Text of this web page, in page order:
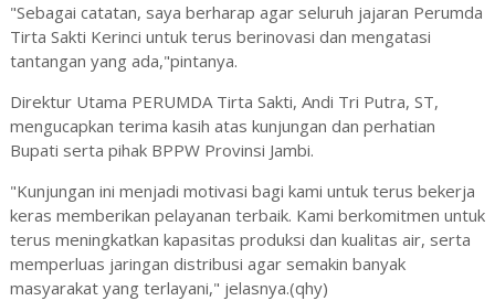
"Sebagai catatan, saya berharap agar seluruh jajaran Perumda
Tirta Sakti Kerinci untuk terus berinovasi dan mengatasi
tantangan yang ada,"pintanya.
Direktur Utama PERUMDA Tirta Sakti, Andi Tri Putra, ST,
mengucapkan terima kasih atas kunjungan dan perhatian
Bupati serta pihak BPPW Provinsi Jambi.
"Kunjungan ini menjadi motivasi bagi kami untuk terus bekerja
keras memberikan pelayanan terbaik. Kami berkomitmen untuk
terus meningkatkan kapasitas produksi dan kualitas air, serta
memperluas jaringan distribusi agar semakin banyak
masyarakat yang terlayani," jelasnya.(qhy)